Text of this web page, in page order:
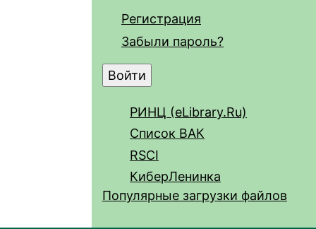
Регистрация
Забыли пароль?
РИНЦ (eLibrary.Ru)
Список ВАК
RSCI
КиберЛенинка
Популярные загрузки файлов